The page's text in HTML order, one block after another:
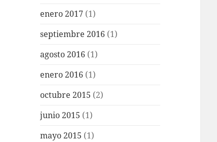
enero 2017 (1)
septiembre 2016 (1)
agosto 2016 (1)
enero 2016 (1)
octubre 2015 (2)
junio 2015 (1)
mayo 2015 (1)